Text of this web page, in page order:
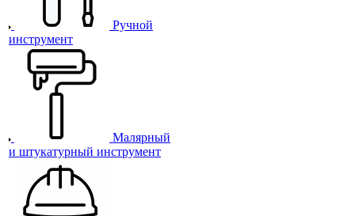
Ручной
инструмент
Малярный
и штукатурный инструмент